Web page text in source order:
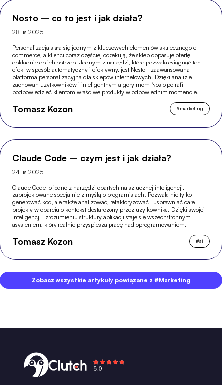
Nosto – co to jest i jak działa?
28 lis 2025
Personalizacja stała się jednym z kluczowych elementów skutecznego e-
commerce, a klienci coraz częściej oczekują, że sklep dopasuje ofertę
dokładnie do ich potrzeb. Jednym z narzędzi, które pozwala osiągnąć ten
efekt w sposób automatyczny i efektywny, jest Nosto - zaawansowana
platforma personalizacyjna dla sklepów internetowych. Dzięki analizie
zachowań użytkowników i inteligentnym algorytmom Nosto potrafi
podpowiedzieć klientom właściwe produkty w odpowiednim momencie.
Tomasz Kozon #marketing
Claude Code – czym jest i jak działa?
24 lis 2025
Claude Code to jedno z narzędzi opartych na sztucznej inteligencji,
zaprojektowane specjalnie z myślą o programistach. Pozwala nie tylko
generować kod, ale także analizować, refaktoryzować i usprawniać całe
projekty w oparciu o kontekst dostarczony przez użytkownika. Dzięki swojej
inteligencji i zrozumieniu struktury aplikacji staje się wszechstronnym
asystentem, który realnie przyspiesza pracę nad oprogramowaniem.
Tomasz Kozon #ai
Zobacz wszystkie artykuły powiązane z #Marketing